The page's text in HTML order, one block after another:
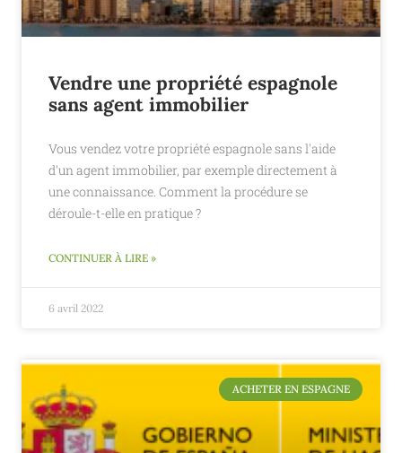
Vendre une propriété espagnole
sans agent immobilier
Vous vendez votre propriété espagnole sans l'aide
d'un agent immobilier, par exemple directement à
une connaissance. Comment la procédure se
déroule-t-elle en pratique ?
CONTINUER À LIRE »
6 avril 2022
ACHETER EN ESPAGNE